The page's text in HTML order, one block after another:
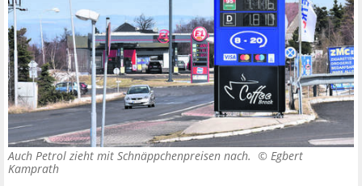
Auch Petrol zieht mit Schnäppchenpreisen nach. © Egbert
Kamprath